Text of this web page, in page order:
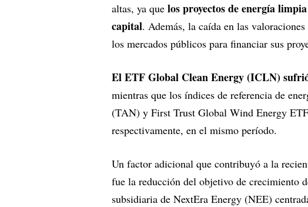
altas, ya que los proyectos de energía
capital. Además, la caída en las
los mercados públicos para financiar sus
El ETF Global Clean Energy (ICLN)
mientras que los índices de referencia de
(TAN) y First Trust Global Wind Energy
respectivamente, en el mismo período.
Un factor adicional que contribuyó a la
fue la reducción del objetivo de crecimiento
subsidiaria de NextEra Energy (NEE)